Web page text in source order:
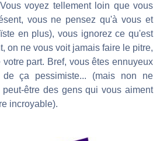
voyez tellement loin que vous
vous ne pensez qu'à vous et
en plus), vous ignorez ce qu'est
on ne vous voit jamais faire le pitre,
part. Bref, vous êtes ennuyeux
ça pessimiste... (mais non ne
être des gens qui vous aiment
incroyable).